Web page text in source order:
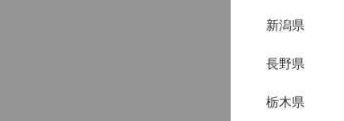
新潟県
長野県
栃木県